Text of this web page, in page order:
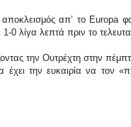
απ’ το Europa
λίγα λεπτά πριν το
την Ουτρέχτη στην
την ευκαιρία να τον